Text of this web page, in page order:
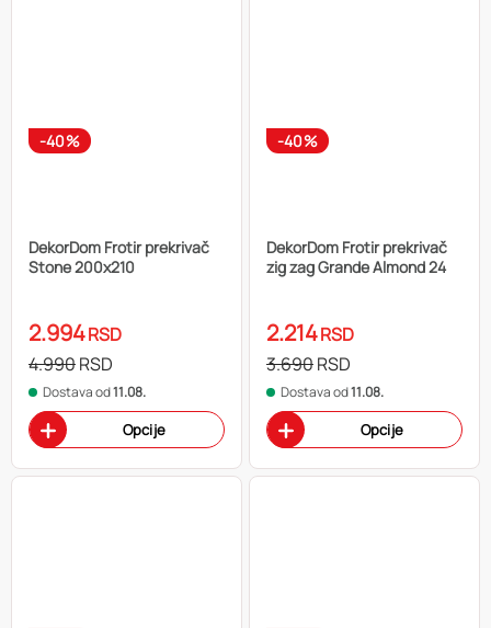
-40%
DekorDom Frotir prekrivač
Stone 200x210
2.994RSD
4.990RSD
Dostava od11.08.
Opcije
-40%
DekorDom Frotir prekrivač
zig zag Grande Almond 24
2.214RSD
3.690RSD
Dostava od11.08.
Opcije